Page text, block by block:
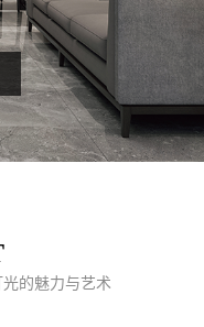
的魅力与艺术